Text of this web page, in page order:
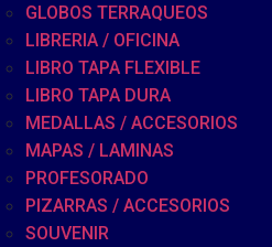
GLOBOS TERRAQUEOS
LIBRERIA / OFICINA
LIBRO TAPA FLEXIBLE
LIBRO TAPA DURA
MEDALLAS / ACCESORIOS
MAPAS / LAMINAS
PROFESORADO
PIZARRAS / ACCESORIOS
SOUVENIR